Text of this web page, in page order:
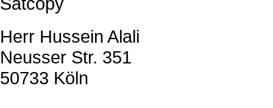
Herr Hussein Alali
Neusser Str. 351
50733 Köln